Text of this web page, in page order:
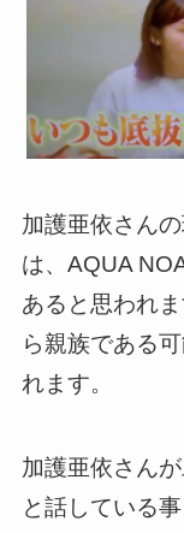
加護亜依さん
は、AQUA
あると思われ
ら親族である
れます。
加護亜依さん
と話している